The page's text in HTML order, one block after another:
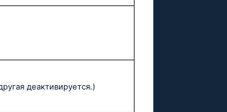
деактивируется.)